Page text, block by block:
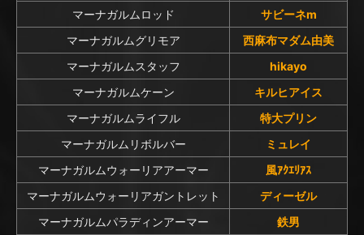
マーナガルムロッド
サビーネm
マーナガルムグリモア
西麻布マダム由美
マーナガルムスタッフ
hikayo
マーナガルムケーン
キルヒアイス
マーナガルムライフル
特大プリン
マーナガルムリボルバー
ミュレイ
マーナガルムウォーリアアーマー
風ｱｸｴﾘｱｽ
マーナガルムウォーリアガントレット
ディーゼル
マーナガルムパラディンアーマー
鉄男